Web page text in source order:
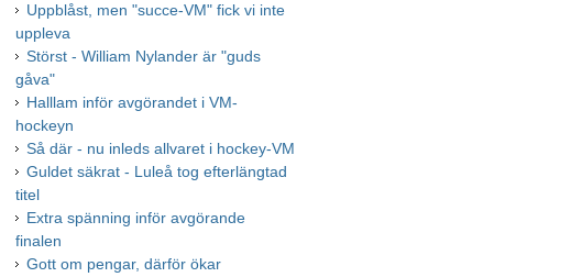
Uppblåst, men "succe-VM" fick vi inte
uppleva
Störst - William Nylander är "guds
gåva"
Halllam inför avgörandet i VM-
hockeyn
Så där - nu inleds allvaret i hockey-VM
Guldet säkrat - Luleå tog efterlängtad
titel
Extra spänning inför avgörande
finalen
Gott om pengar, därför ökar